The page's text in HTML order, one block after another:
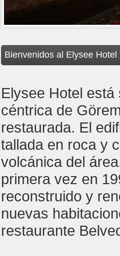
Bienvenidos al Elysee Hotel
Elysee Hotel
céntrica de
restaurada. El
tallada en roca y
volcánica del
primera vez en
reconstruido y
nuevas
restaurante